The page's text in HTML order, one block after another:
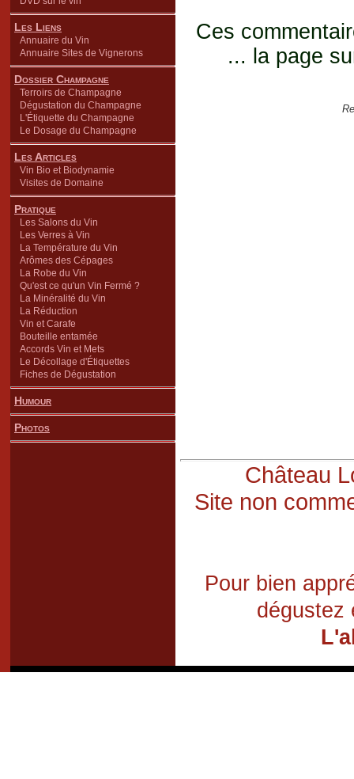
Les Liens
Annuaire du Vin
Annuaire Sites de Vignerons
Dossier Champagne
Terroirs de Champagne
Dégustation du Champagne
L'Étiquette du Champagne
Le Dosage du Champagne
Les Articles
Vin Bio et Biodynamie
Visites de Domaine
Pratique
Les Salons du Vin
Les Verres à Vin
La Température du Vin
Arômes des Cépages
La Robe du Vin
Qu'est ce qu'un Vin Fermé ?
La Minéralité du Vin
La Réduction
Vin et Carafe
Bouteille entamée
Accords Vin et Mets
Le Décollage d'Étiquettes
Fiches de Dégustation
Humour
Photos
Ces
... la page
Château
Site non
Pour bien
dégustez